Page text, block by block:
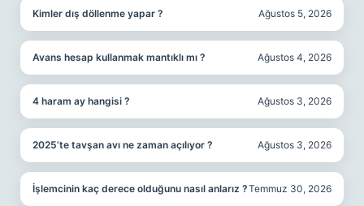
Kimler dış döllenme yapar ? Ağustos 5, 2026
Avans hesap kullanmak mantıklı mı ? Ağustos 4, 2026
4 haram ay hangisi ? Ağustos 3, 2026
2025’te tavşan avı ne zaman açılıyor ? Ağustos 3, 2026
İşlemcinin kaç derece olduğunu nasıl anlarız ?Temmuz 30, 2026